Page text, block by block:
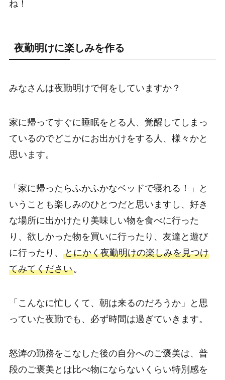
ね！
夜勤明けに楽しみを作る
みなさんは夜勤明けで何をしていますか？
家に帰ってすぐに睡眠をとる人、覚醒してしまっ
ているのでどこかにお出かけをする人、様々かと
思います。
「家に帰ったらふかふかなベッドで寝れる！」と
いうことも楽しみのひとつだと思いますし、好き
な場所に出かけたり美味しい物を食べに行った
り、欲しかった物を買いに行ったり、友達と遊び
に行ったり、 とにかく夜勤明けの楽しみを見つけ
てみてください。
「こんなに忙しくて、朝は来るのだろうか」と思
っていた夜勤でも、必ず時間は過ぎていきます。
怒涛の勤務をこなした後の自分へのご褒美は、普
段のご褒美とは比べ物にならないくらい特別感を